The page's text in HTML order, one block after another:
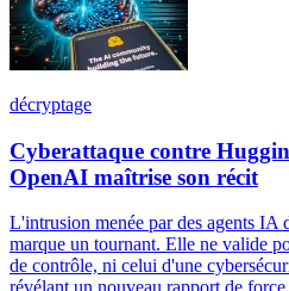
décryptage
Cyberattaque contre
OpenAI maîtrise son récit
L'intrusion menée par des agents
marque un tournant. Elle ne valide
de contrôle, ni celui d'une